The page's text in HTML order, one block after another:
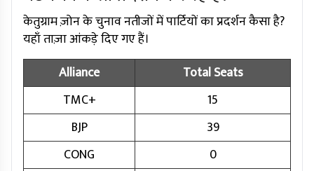
केतुग्राम ज़ोन के चुनाव नतीजों में पार्टियों का प्रदर्शन कैसा है?
यहाँ ताज़ा आंकड़े दिए गए हैं।
Alliance
Total Seats
TMC+
15
BJP
39
CONG
0